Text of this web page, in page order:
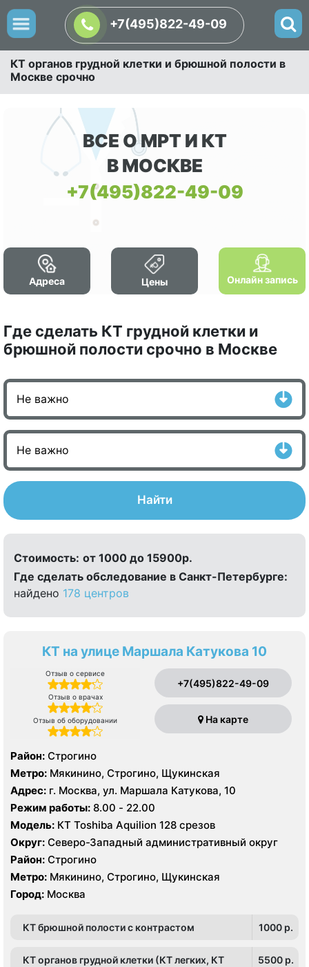
+7(495)822-49-09
КТ органов грудной клетки и брюшной полости в
Москве срочно
ВСЕ О МРТ И КТ
В МОСКВЕ
+7(495)822-49-09
Адреса Цены Онлайн запись
Где сделать КТ грудной клетки и
брюшной полости срочно в Москве
Найти
Стоимость: от 1000 до 15900р.
Где сделать обследование в Санкт-Петербурге:
найдено 178 центров
КТ на улице Маршала Катукова 10
Отзыв о сервисе
Отзыв о врачах
Отзыв об оборудовании
+7(495)822-49-09
На карте
Район: Строгино
Метро: Мякинино, Строгино, Щукинская
Адрес: г. Москва, ул. Маршала Катукова, 10
Режим работы: 8.00 - 22.00
Модель: КТ Toshiba Aquilion 128 срезов
Округ: Северо-Западный административный округ
Район: Строгино
Метро: Мякинино, Строгино, Щукинская
Город: Москва
КТ брюшной полости с контрастом 1000 p.
КТ органов грудной клетки (КТ легких, КТ
5500 p.